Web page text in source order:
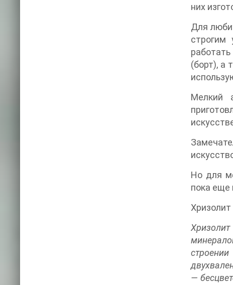
них
Для
строгим
(борт), а
Мелкий
Но для
пока еще
Хризолит
—